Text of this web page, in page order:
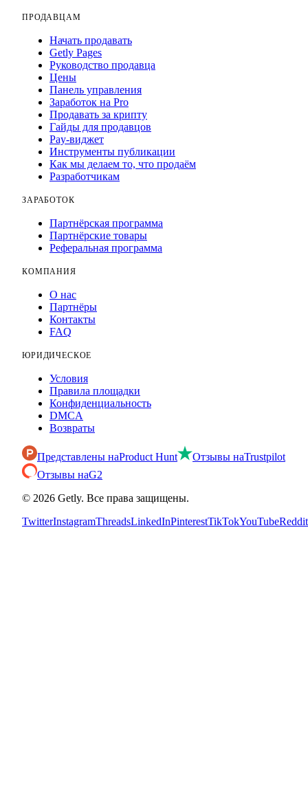
ПРОДАВЦАМ
Начать продавать
Getly Pages
Руководство продавца
Цены
Панель управления
Заработок на Pro
Продавать за крипту
Гайды для продавцов
Pay-виджет
Инструменты публикации
Как мы делаем то, что продаём
Разработчикам
ЗАРАБОТОК
Партнёрская программа
Партнёрские товары
Реферальная программа
КОМПАНИЯ
О нас
Партнёры
Контакты
FAQ
ЮРИДИЧЕСКОЕ
Условия
Правила площадки
Конфиденциальность
DMCA
Возвраты
Представлены наProduct Hunt Отзывы наTrustpilot
Отзывы наG2
© 2026 Getly. Все права защищены.
TwitterInstagramThreadsLinkedInPinterestTikTokYouTubeReddit